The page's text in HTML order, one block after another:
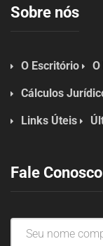
Sobre nós
O Escritório
Cálculos
Links Úteis
Fale Conosco